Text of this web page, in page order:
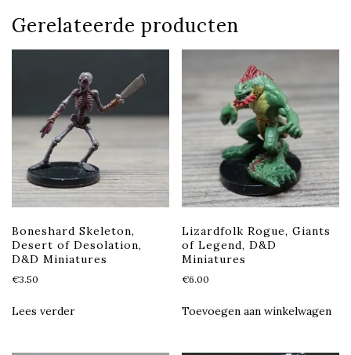
Gerelateerde producten
Boneshard Skeleton,
Desert of Desolation,
D&D Miniatures
€3.50
Lees verder
Lizardfolk Rogue, Giants
of Legend, D&D
Miniatures
€6.00
Toevoegen aan winkelwagen